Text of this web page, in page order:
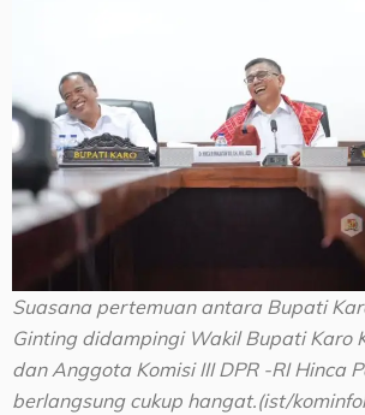
Suasana pertemuan antara Bupati
Ginting didampingi Wakil Bupati Karo
dan Anggota Komisi III DPR -RI Hinca
berlangsung cukup hangat.(ist/